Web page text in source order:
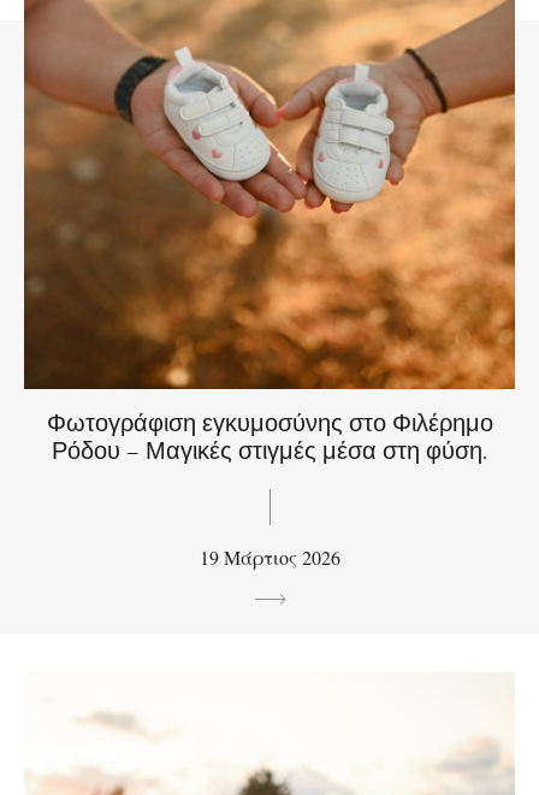
Φωτογράφιση εγκυμοσύνης στο Φιλέρημο
Ρόδου – Μαγικές στιγμές μέσα στη φύση.
19 Μάρτιος 2026